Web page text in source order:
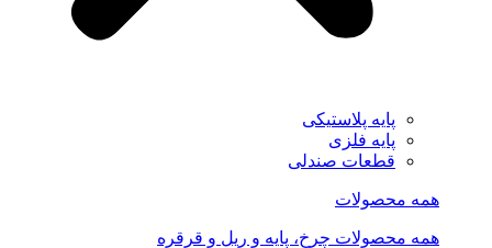
پایه پلاستیکی
پایه فلزی
قطعات صندلی
همه محصولات
همه محصولات چرخ، پایه و ریل و قرقره